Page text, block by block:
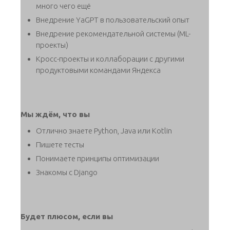
много чего ещё
Внедрение YaGPT в пользовательский опыт
Внедрение рекомендательной системы (ML-
проекты)
Кросс-проекты и коллаборации с другими
продуктовыми командами Яндекса
Мы ждём, что вы
Отлично знаете Python, Java или Kotlin
Пишете тесты
Понимаете принципы оптимизации
Знакомы с Django
Будет плюсом, если вы